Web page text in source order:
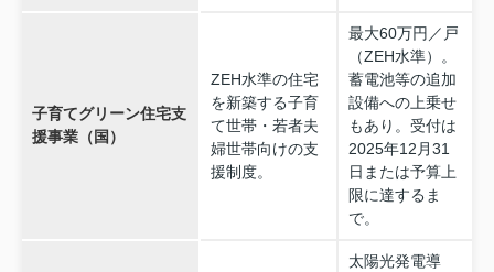
子育てグリーン住宅支
援事業（国）
ZEH水準の住宅
を新築する子育
て世帯・若者夫
婦世帯向けの支
援制度。
最大60万円／戸
（ZEH水準）。
蓄電池等の追加
設備への上乗せ
もあり。受付は
2025年12月31
日または予算上
限に達するま
で。
太陽光発電導